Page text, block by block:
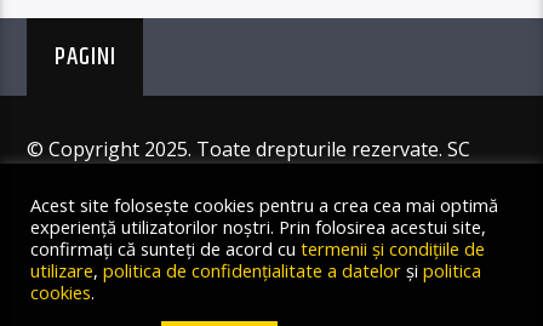
PAGINI
© Copyright 2025. Toate drepturile rezervate. SC
Acest site folosește cookies pentru a crea cea mai optimă
experiență utilizatorilor noștri. Prin folosirea acestui site,
confirmați că sunteți de acord cu termenii și condițiile de
utilizare, politica de confidențialitate a datelor și politica
cookies.